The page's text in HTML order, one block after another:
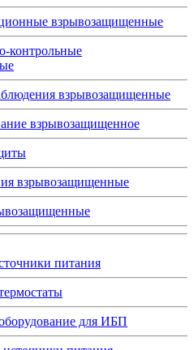
взрывозащищенные
контрольные
взрывозащищенные
взрывозащищенное
взрывозащищенные
питания
для ИБП